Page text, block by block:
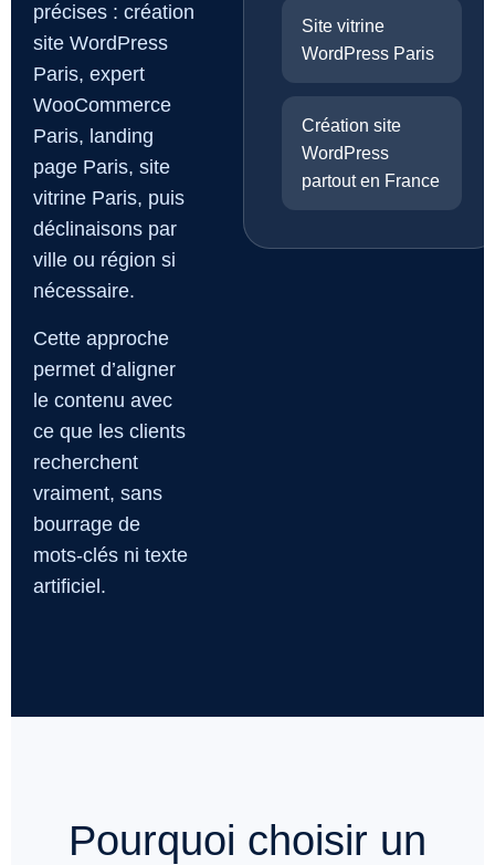
précises : création
site WordPress
Paris, expert
WooCommerce
Paris, landing
page Paris, site
vitrine Paris, puis
déclinaisons par
ville ou région si
nécessaire.
Cette approche
permet d’aligner
le contenu avec
ce que les clients
recherchent
vraiment, sans
bourrage de
mots-clés ni texte
artificiel.
Site vitrine
WordPress Paris
Création site
WordPress
partout en France
Pourquoi choisir un